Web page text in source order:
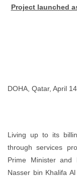
Project launched
DOHA, Qatar, April
Living up to its
through services
Prime Minister and
Nasser bin Khalifa